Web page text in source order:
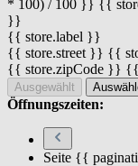
* 100) / 100 }} {{
}}
{{ store.label }}
{{ store.street }} {{
{{ store.zipCode }}
Ausgewählt
Öffnungszeiten:
Seite {{